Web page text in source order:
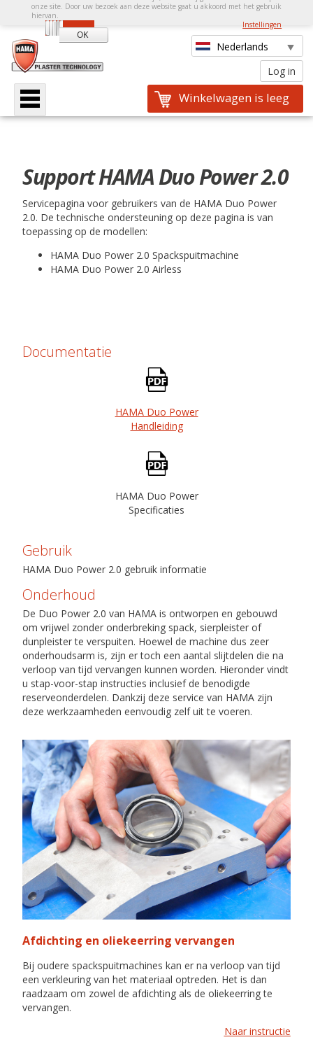
onze site. Door uw bezoek aan deze website gaat u akkoord met het gebruik
hiervan.
Instellingen
Winkelwagen is leeg
Support HAMA Duo Power 2.0
Servicepagina voor gebruikers van de HAMA Duo Power
2.0. De technische ondersteuning op deze pagina is van
toepassing op de modellen:
HAMA Duo Power 2.0 Spackspuitmachine
HAMA Duo Power 2.0 Airless
Documentatie
HAMA Duo Power
Handleiding
HAMA Duo Power
Specificaties
Gebruik
HAMA Duo Power 2.0 gebruik informatie
Onderhoud
De Duo Power 2.0 van HAMA is ontworpen en gebouwd
om vrijwel zonder onderbreking spack, sierpleister of
dunpleister te verspuiten. Hoewel de machine dus zeer
onderhoudsarm is, zijn er toch een aantal slijtdelen die na
verloop van tijd vervangen kunnen worden. Hieronder vindt
u stap-voor-stap instructies inclusief de benodigde
reserveonderdelen. Dankzij deze service van HAMA zijn
deze werkzaamheden eenvoudig zelf uit te voeren.
Afdichting en oliekeerring vervangen
Bij oudere spackspuitmachines kan er na verloop van tijd
een verkleuring van het materiaal optreden. Het is dan
raadzaam om zowel de afdichting als de oliekeerring te
vervangen.
Naar instructie